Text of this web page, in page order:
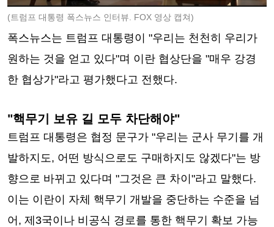
(트럼프 대통령 폭스뉴스 인터뷰. FOX 영상 캡쳐)
폭스뉴스는 트럼프 대통령이 "우리는 천천히 우리가
원하는 것을 얻고 있다"며 이란 협상단을 "매우 강경
한 협상가"라고 평가했다고 전했다.
"핵무기 보유 길 모두 차단해야"
트럼프 대통령은 협정 문구가 "우리는 군사 무기를 개
발하지도, 어떤 방식으로도 구매하지도 않겠다"는 방
향으로 바뀌고 있다며 "그것은 큰 차이"라고 말했다.
이는 이란이 자체 핵무기 개발을 중단하는 수준을 넘
어, 제3국이나 비공식 경로를 통한 핵무기 확보 가능